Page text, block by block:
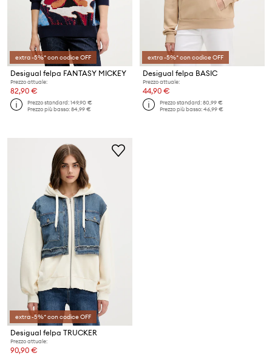
extra -5%* con codice OFF
Desigual felpa FANTASY MICKEY
Prezzo attuale:
82,90 €
Prezzo standard:149,90 €
Prezzo più basso:84,99 €
extra -5%* con codice OFF
Desigual felpa BASIC
Prezzo attuale:
44,90 €
Prezzo standard:80,99 €
Prezzo più basso:46,99 €
extra -5%* con codice OFF
Desigual felpa TRUCKER
Prezzo attuale:
90,90 €